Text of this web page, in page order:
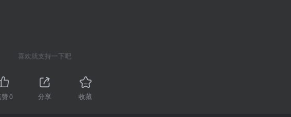
喜欢就支持一下吧
赞0 分享 收藏